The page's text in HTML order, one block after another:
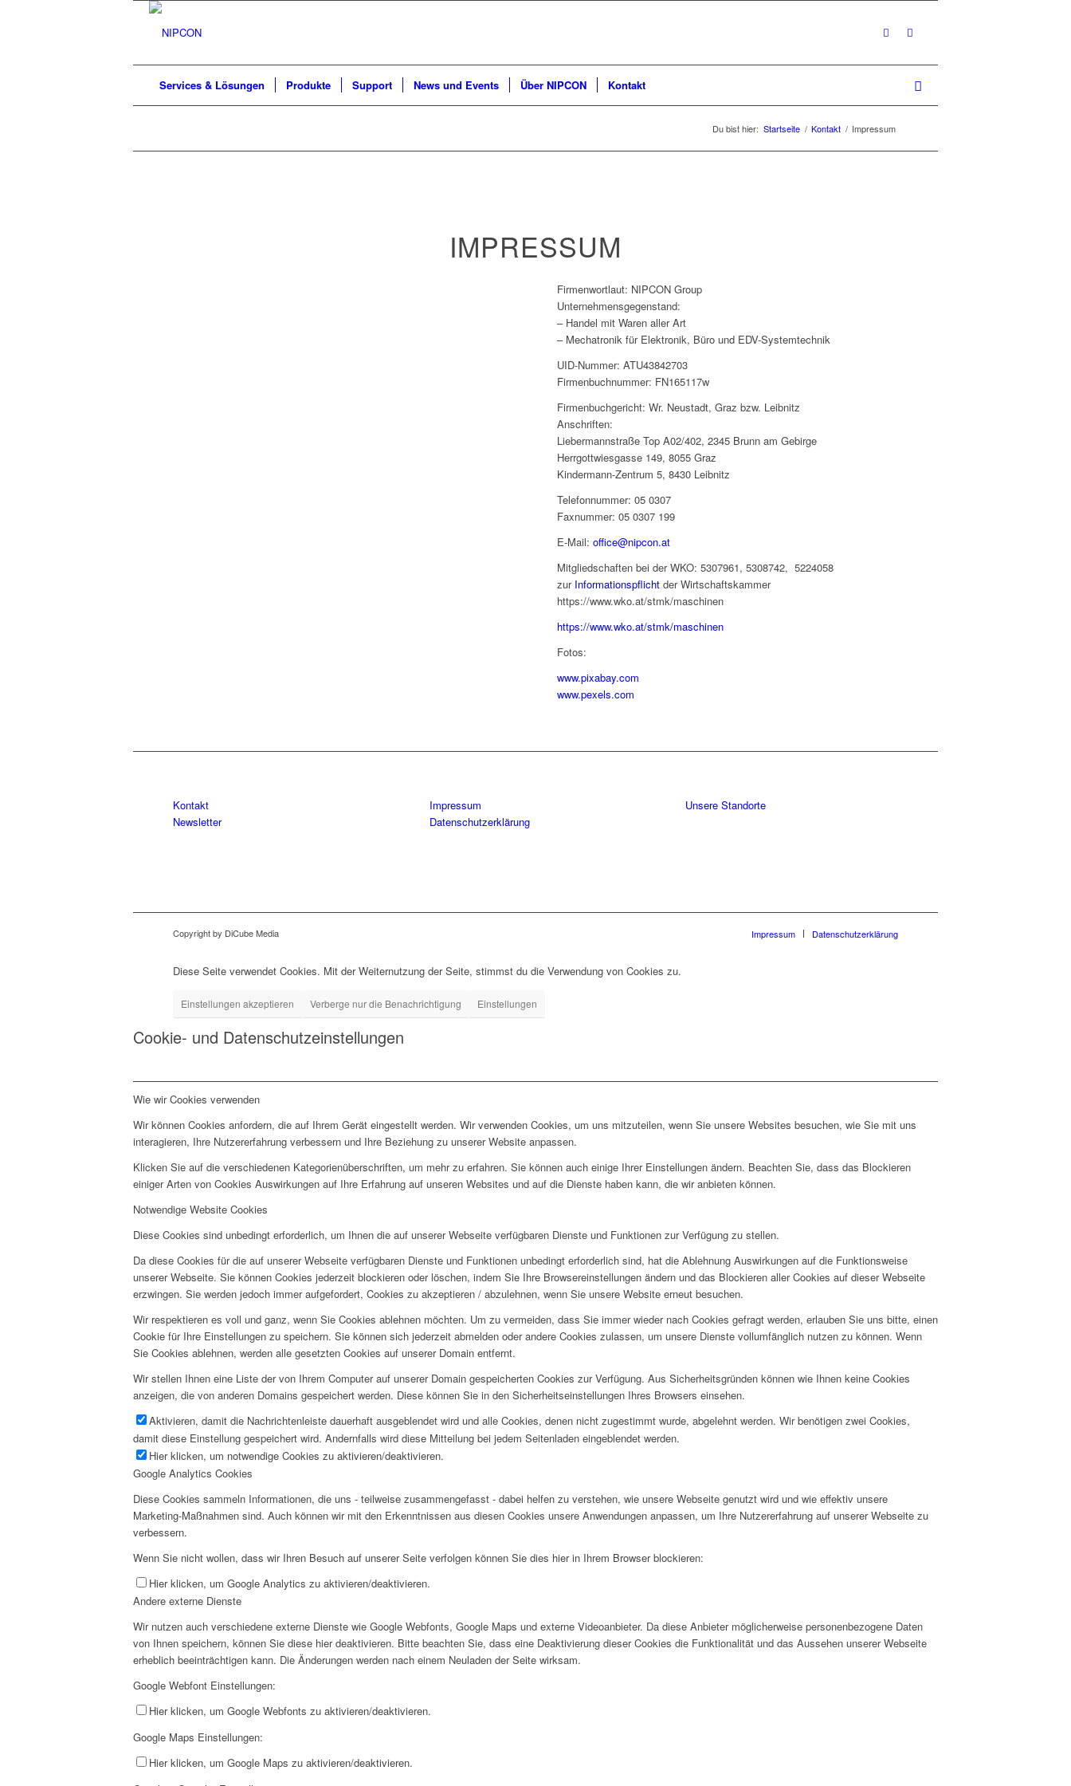
Services & Lösungen Produkte Support News und Events Über NIPCON Kontakt
Du bist hier: Startseite / Kontakt / Impressum
IMPRESSUM
Firmenwortlaut: NIPCON Group
Unternehmensgegenstand:
– Handel mit Waren aller Art
– Mechatronik für Elektronik, Büro und EDV-Systemtechnik
UID-Nummer: ATU43842703
Firmenbuchnummer: FN165117w
Firmenbuchgericht: Wr. Neustadt, Graz bzw. Leibnitz
Anschriften:
Liebermannstraße Top A02/402, 2345 Brunn am Gebirge
Herrgottwiesgasse 149, 8055 Graz
Kindermann-Zentrum 5, 8430 Leibnitz
Telefonnummer: 05 0307
Faxnummer: 05 0307 199
E-Mail:office@nipcon.at
Mitgliedschaften bei der WKO: 5307961, 5308742, 5224058
zur Informationspflichtder Wirtschaftskammer
https://www.wko.at/stmk/maschinen
https://www.wko.at/stmk/maschinen
Fotos:
www.pixabay.com
www.pexels.com
Kontakt
Newsletter
Impressum
Datenschutzerklärung
Unsere Standorte
Copyright by DiCube Media Impressum Datenschutzerklärung
Diese Seite verwendet Cookies. Mit der Weiternutzung der Seite, stimmst du die Verwendung von Cookies zu.
Einstellungen akzeptieren Verberge nur die Benachrichtigung Einstellungen
Cookie- und Datenschutzeinstellungen
Wie wir Cookies verwenden
Wir können Cookies anfordern, die auf Ihrem Gerät eingestellt werden. Wir verwenden Cookies, um uns mitzuteilen, wenn Sie unsere Websites besuchen, wie Sie mit uns
interagieren, Ihre Nutzererfahrung verbessern und Ihre Beziehung zu unserer Website anpassen.
Klicken Sie auf die verschiedenen Kategorienüberschriften, um mehr zu erfahren. Sie können auch einige Ihrer Einstellungen ändern. Beachten Sie, dass das Blockieren
einiger Arten von Cookies Auswirkungen auf Ihre Erfahrung auf unseren Websites und auf die Dienste haben kann, die wir anbieten können.
Notwendige Website Cookies
Diese Cookies sind unbedingt erforderlich, um Ihnen die auf unserer Webseite verfügbaren Dienste und Funktionen zur Verfügung zu stellen.
Da diese Cookies für die auf unserer Webseite verfügbaren Dienste und Funktionen unbedingt erforderlich sind, hat die Ablehnung Auswirkungen auf die Funktionsweise
unserer Webseite. Sie können Cookies jederzeit blockieren oder löschen, indem Sie Ihre Browsereinstellungen ändern und das Blockieren aller Cookies auf dieser Webseite
erzwingen. Sie werden jedoch immer aufgefordert, Cookies zu akzeptieren / abzulehnen, wenn Sie unsere Website erneut besuchen.
Wir respektieren es voll und ganz, wenn Sie Cookies ablehnen möchten. Um zu vermeiden, dass Sie immer wieder nach Cookies gefragt werden, erlauben Sie uns bitte, einen
Cookie für Ihre Einstellungen zu speichern. Sie können sich jederzeit abmelden oder andere Cookies zulassen, um unsere Dienste vollumfänglich nutzen zu können. Wenn
Sie Cookies ablehnen, werden alle gesetzten Cookies auf unserer Domain entfernt.
Wir stellen Ihnen eine Liste der von Ihrem Computer auf unserer Domain gespeicherten Cookies zur Verfügung. Aus Sicherheitsgründen können wie Ihnen keine Cookies
anzeigen, die von anderen Domains gespeichert werden. Diese können Sie in den Sicherheitseinstellungen Ihres Browsers einsehen.
Aktivieren, damit die Nachrichtenleiste dauerhaft ausgeblendet wird und alle Cookies, denen nicht zugestimmt wurde, abgelehnt werden. Wir benötigen zwei Cookies,
damit diese Einstellung gespeichert wird. Andernfalls wird diese Mitteilung bei jedem Seitenladen eingeblendet werden.
Hier klicken, um notwendige Cookies zu aktivieren/deaktivieren.
Google Analytics Cookies
Diese Cookies sammeln Informationen, die uns - teilweise zusammengefasst - dabei helfen zu verstehen, wie unsere Webseite genutzt wird und wie effektiv unsere
Marketing-Maßnahmen sind. Auch können wir mit den Erkenntnissen aus diesen Cookies unsere Anwendungen anpassen, um Ihre Nutzererfahrung auf unserer Webseite zu
verbessern.
Wenn Sie nicht wollen, dass wir Ihren Besuch auf unserer Seite verfolgen können Sie dies hier in Ihrem Browser blockieren:
Hier klicken, um Google Analytics zu aktivieren/deaktivieren.
Andere externe Dienste
Wir nutzen auch verschiedene externe Dienste wie Google Webfonts, Google Maps und externe Videoanbieter. Da diese Anbieter möglicherweise personenbezogene Daten
von Ihnen speichern, können Sie diese hier deaktivieren. Bitte beachten Sie, dass eine Deaktivierung dieser Cookies die Funktionalität und das Aussehen unserer Webseite
erheblich beeinträchtigen kann. Die Änderungen werden nach einem Neuladen der Seite wirksam.
Google Webfont Einstellungen:
Hier klicken, um Google Webfonts zu aktivieren/deaktivieren.
Google Maps Einstellungen:
Hier klicken, um Google Maps zu aktivieren/deaktivieren.